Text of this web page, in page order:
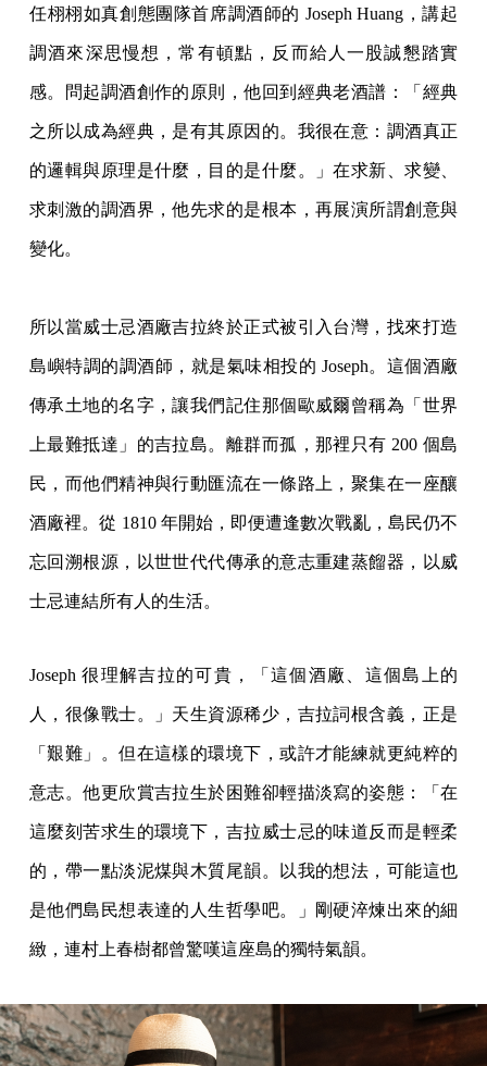
任栩栩如真創態團隊首席調酒師的 Joseph Huang，講起
調酒來深思慢想，常有頓點，反而給人一股誠懇踏實
感。問起調酒創作的原則，他回到經典老酒譜：「經典
之所以成為經典，是有其原因的。我很在意：調酒真正
的邏輯與原理是什麼，目的是什麼。」在求新、求變、
求刺激的調酒界，他先求的是根本，再展演所謂創意與
變化。
所以當威士忌酒廠吉拉終於正式被引入台灣，找來打造
島嶼特調的調酒師，就是氣味相投的 Joseph。這個酒廠
傳承土地的名字，讓我們記住那個歐威爾曾稱為「世界
上最難抵達」的吉拉島。離群而孤，那裡只有 200 個島
民，而他們精神與行動匯流在一條路上，聚集在一座釀
酒廠裡。從 1810 年開始，即便遭逢數次戰亂，島民仍不
忘回溯根源，以世世代代傳承的意志重建蒸餾器，以威
士忌連結所有人的生活。
Joseph 很理解吉拉的可貴，「這個酒廠、這個島上的
人，很像戰士。」天生資源稀少，吉拉詞根含義，正是
「艱難」。但在這樣的環境下，或許才能練就更純粹的
意志。他更欣賞吉拉生於困難卻輕描淡寫的姿態：「在
這麼刻苦求生的環境下，吉拉威士忌的味道反而是輕柔
的，帶一點淡泥煤與木質尾韻。以我的想法，可能這也
是他們島民想表達的人生哲學吧。」剛硬淬煉出來的細
緻，連村上春樹都曾驚嘆這座島的獨特氣韻。